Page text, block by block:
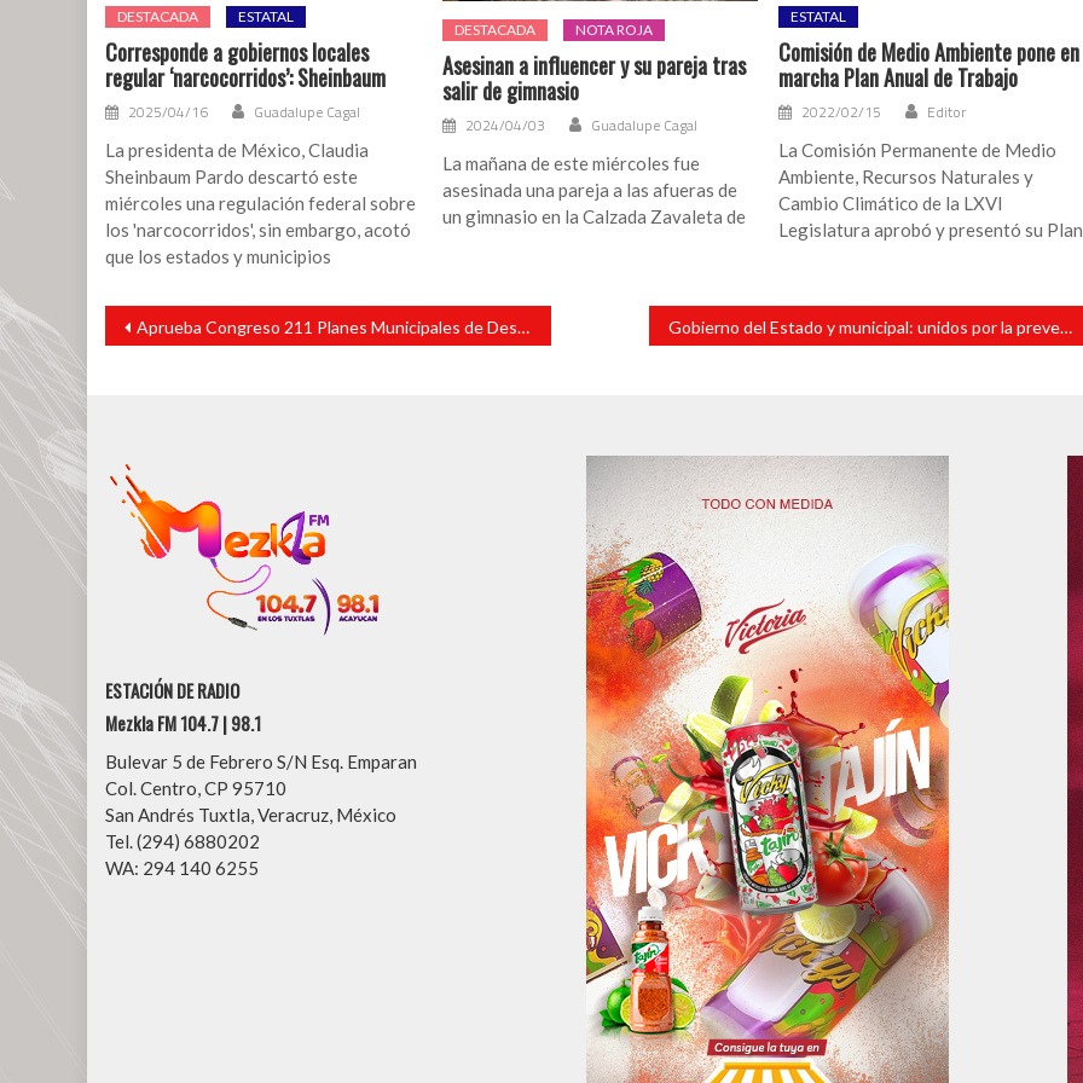
DESTACADA ESTATAL
Corresponde a gobiernos locales
regular ‘narcocorridos’: Sheinbaum
2025/04/16 Guadalupe Cagal
La presidenta de México, Claudia
Sheinbaum Pardo descartó este
miércoles una regulación federal sobre
los 'narcocorridos', sin embargo, acotó
que los estados y municipios
DESTACADA NOTA ROJA
Asesinan a influencer y su pareja tras
salir de gimnasio
2024/04/03 Guadalupe Cagal
La mañana de este miércoles fue
asesinada una pareja a las afueras de
un gimnasio en la Calzada Zavaleta de
ESTATAL
Comisión de Medio Ambiente pone en
marcha Plan Anual de Trabajo
2022/02/15 Editor
La Comisión Permanente de Medio
Ambiente, Recursos Naturales y
Cambio Climático de la LXVI
Legislatura aprobó y presentó su Plan
Navegación
entradas
Aprueba Congreso 211 Planes Municipales de Desarrollo Gobierno del Estado y municipal: unidos por la prevención desde la niñez
ESTACIÓN DE RADIO
Mezkla FM 104.7 | 98.1
Bulevar 5 de Febrero S/N Esq. Emparan
Col. Centro, CP 95710
San Andrés Tuxtla, Veracruz, México
Tel. (294) 6880202
WA: 294 140 6255